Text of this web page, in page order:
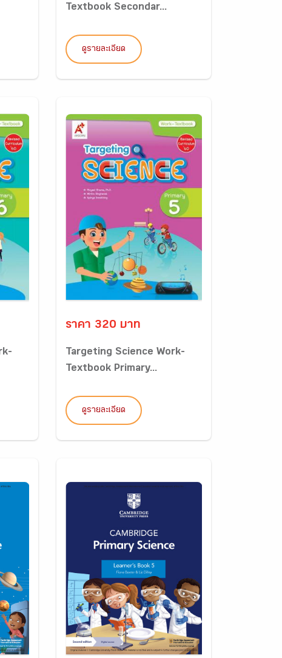
Textbook Secondar...
ดูรายละเอียด
ราคา 320 บาท
Targeting Science Work-
Textbook Primary...
ดูรายละเอียด